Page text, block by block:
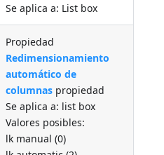
Se aplica a: List box
Propiedad
Redimensionamiento
automático de
columnas propiedad
Se aplica a: list box
Valores posibles:
lk manual (0)